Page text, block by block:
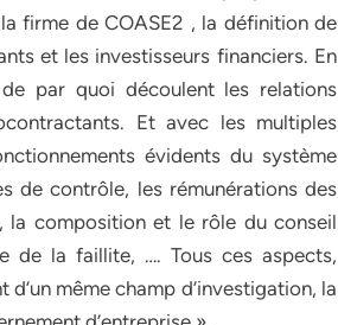
firme de COASE2 , la définition de
et les investisseurs financiers. En
par quoi découlent les relations
Et avec les multiples
évidents du système
de contrôle, les rémunérations des
la composition et le rôle du conseil
de la faillite, …. Tous ces aspects,
même champ d’investigation, la